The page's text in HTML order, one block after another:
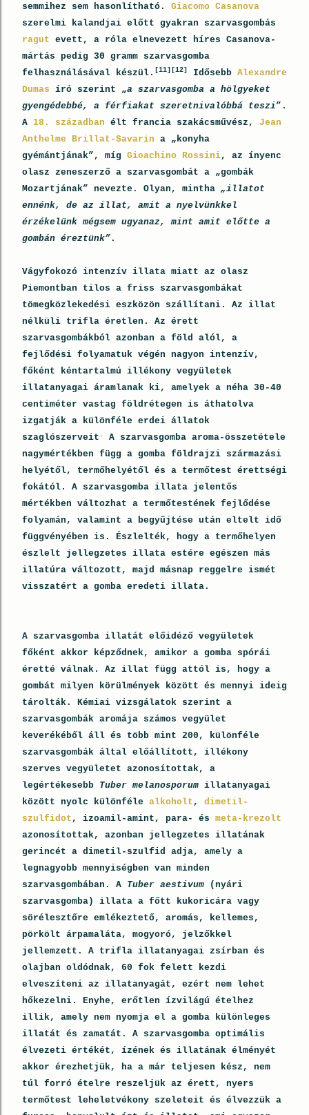
semmihez sem hasonlítható. Giacomo Casanova
szerelmi kalandjai előtt gyakran szarvasgombás
ragut evett, a róla elnevezett híres Casanova-
mártás pedig 30 gramm szarvasgomba
felhasználásával készül. [11] [12] Idősebb Alexandre
Dumas író szerint „a szarvasgomba a hölgyeket
gyengédebbé, a férfiakat szeretnivalóbbá teszi”.
A 18. században élt francia szakácsművész, Jean
Anthelme Brillat-Savarin a „konyha
gyémántjának”, míg Gioachino Rossini, az ínyenc
olasz zeneszerző a szarvasgombát a „gombák
Mozartjának” nevezte. Olyan, mintha „illatot
ennénk, de az illat, amit a nyelvünkkel
érzékelünk mégsem ugyanaz, mint amit előtte a
gombán éreztünk” .
Vágyfokozó intenzív illata miatt az olasz
Piemontban tilos a friss szarvasgombákat
tömegközlekedési eszközön szállítani. Az illat
nélküli trifla éretlen. Az érett
szarvasgombákból azonban a föld alól, a
fejlődési folyamatuk végén nagyon intenzív,
főként kéntartalmú illékony vegyületek
illatanyagai áramlanak ki, amelyek a néha 30-40
centiméter vastag földrétegen is áthatolva
izgatják a különféle erdei állatok
szaglószerveit .
A szarvasgomba aroma-összetétele
nagymértékben függ a gomba földrajzi származási
helyétől, termőhelyétől és a termőtest érettségi
fokától. A szarvasgomba illata jelentős
mértékben változhat a termőtestének fejlődése
folyamán, valamint a begyűjtése után eltelt idő
függvényében is. Észlelték, hogy a termőhelyen
észlelt jellegzetes illata estére egészen más
illatúra változott, majd másnap reggelre ismét
visszatért a gomba eredeti illata.
A szarvasgomba illatát előidéző vegyületek
főként akkor képződnek, amikor a gomba spórái
éretté válnak. Az illat függ attól is, hogy a
gombát milyen körülmények között és mennyi ideig
tárolták. Kémiai vizsgálatok szerint a
szarvasgombák aromája számos vegyület
keverékéből áll és több mint 200, különféle
szarvasgombák által előállított, illékony
szerves vegyületet azonosítottak, a
legértékesebb Tuber melanosporum illatanyagai
között nyolc különféle alkoholt , dimetil-
szulfidot , izoamil-amint, para- és meta-krezolt
azonosítottak, azonban jellegzetes illatának
gerincét a dimetil-szulfid adja, amely a
legnagyobb mennyiségben van minden
szarvasgombában. A Tuber aestivum (nyári
szarvasgomba) illata a főtt kukoricára vagy
sörélesztőre emlékeztető, aromás, kellemes,
pörkölt árpamaláta, mogyoró, jelzőkkel
jellemzett. A trifla illatanyagai zsírban és
olajban oldódnak, 60 fok felett kezdi
elveszíteni az illatanyagát, ezért nem lehet
hőkezelni. Enyhe, erőtlen ízvilágú ételhez
illik, amely nem nyomja el a gomba különleges
illatát és zamatát. A szarvasgomba optimális
élvezeti értékét, ízének és illatának élményét
akkor érezhetjük, ha a már teljesen kész, nem
túl forró ételre reszeljük az érett, nyers
termőtest leheletvékony szeleteit és élvezzük a